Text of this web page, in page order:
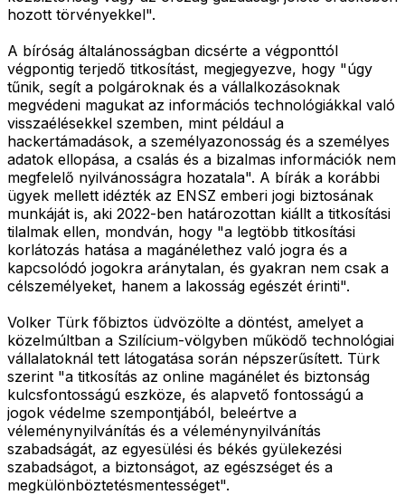
hozott törvényekkel".
A bíróság általánosságban dicsérte a végponttól
végpontig terjedő titkosítást, megjegyezve, hogy "úgy
tűnik, segít a polgároknak és a vállalkozásoknak
megvédeni magukat az információs technológiákkal való
visszaélésekkel szemben, mint például a
hackertámadások, a személyazonosság és a személyes
adatok ellopása, a csalás és a bizalmas információk nem
megfelelő nyilvánosságra hozatala". A bírák a korábbi
ügyek mellett idézték az ENSZ emberi jogi biztosának
munkáját is, aki 2022-ben határozottan kiállt a titkosítási
tilalmak ellen, mondván, hogy "a legtöbb titkosítási
korlátozás hatása a magánélethez való jogra és a
kapcsolódó jogokra aránytalan, és gyakran nem csak a
célszemélyeket, hanem a lakosság egészét érinti".
Volker Türk főbiztos üdvözölte a döntést, amelyet a
közelmúltban a Szilícium-völgyben működő technológiai
vállalatoknál tett látogatása során népszerűsített. Türk
szerint "a titkosítás az online magánélet és biztonság
kulcsfontosságú eszköze, és alapvető fontosságú a
jogok védelme szempontjából, beleértve a
véleménynyilvánítás és a véleménynyilvánítás
szabadságát, az egyesülési és békés gyülekezési
szabadságot, a biztonságot, az egészséget és a
megkülönböztetésmentességet".